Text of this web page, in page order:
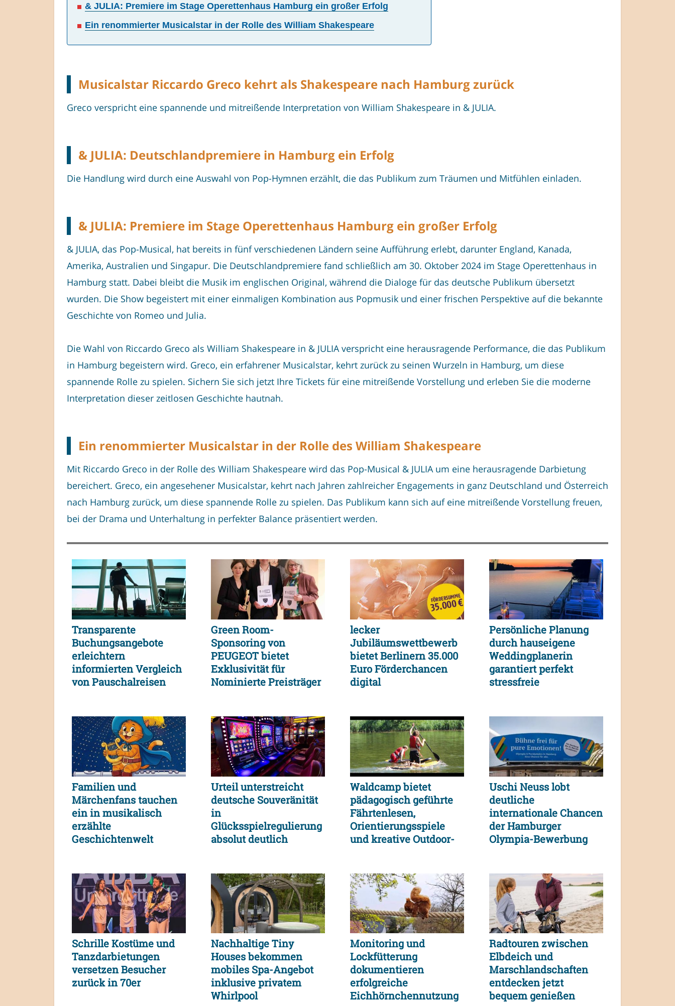
& JULIA: Premiere im Stage Operettenhaus Hamburg ein großer Erfolg
Ein renommierter Musicalstar in der Rolle des William Shakespeare
Musicalstar Riccardo Greco kehrt als Shakespeare nach Hamburg zurück
Greco verspricht eine spannende und mitreißende Interpretation von William Shakespeare in & JULIA.
& JULIA: Deutschlandpremiere in Hamburg ein Erfolg
Die Handlung wird durch eine Auswahl von Pop-Hymnen erzählt, die das Publikum zum Träumen und Mitfühlen einladen.
& JULIA: Premiere im Stage Operettenhaus Hamburg ein großer Erfolg
& JULIA, das Pop-Musical, hat bereits in fünf verschiedenen Ländern seine Aufführung erlebt, darunter England, Kanada,
Amerika, Australien und Singapur. Die Deutschlandpremiere fand schließlich am 30. Oktober 2024 im Stage Operettenhaus in
Hamburg statt. Dabei bleibt die Musik im englischen Original, während die Dialoge für das deutsche Publikum übersetzt
wurden. Die Show begeistert mit einer einmaligen Kombination aus Popmusik und einer frischen Perspektive auf die bekannte
Geschichte von Romeo und Julia.
Die Wahl von Riccardo Greco als William Shakespeare in & JULIA verspricht eine herausragende Performance, die das Publikum
in Hamburg begeistern wird. Greco, ein erfahrener Musicalstar, kehrt zurück zu seinen Wurzeln in Hamburg, um diese
spannende Rolle zu spielen. Sichern Sie sich jetzt Ihre Tickets für eine mitreißende Vorstellung und erleben Sie die moderne
Interpretation dieser zeitlosen Geschichte hautnah.
Ein renommierter Musicalstar in der Rolle des William Shakespeare
Mit Riccardo Greco in der Rolle des William Shakespeare wird das Pop-Musical & JULIA um eine herausragende Darbietung
bereichert. Greco, ein angesehener Musicalstar, kehrt nach Jahren zahlreicher Engagements in ganz Deutschland und Österreich
nach Hamburg zurück, um diese spannende Rolle zu spielen. Das Publikum kann sich auf eine mitreißende Vorstellung freuen,
bei der Drama und Unterhaltung in perfekter Balance präsentiert werden.
Transparente
Buchungsangebote
erleichtern
informierten Vergleich
von Pauschalreisen
Green Room-
Sponsoring von
PEUGEOT bietet
Exklusivität für
Nominierte Preisträger
lecker
Jubiläumswettbewerb
bietet Berlinern 35.000
Euro Förderchancen
digital
Persönliche Planung
durch hauseigene
Weddingplanerin
garantiert perfekt
stressfreie
Familien und
Märchenfans tauchen
ein in musikalisch
erzählte
Geschichtenwelt
Urteil unterstreicht
deutsche Souveränität
in
Glücksspielregulierung
absolut deutlich
Waldcamp bietet
pädagogisch geführte
Fährtenlesen,
Orientierungsspiele
und kreative Outdoor-
Uschi Neuss lobt
deutliche
internationale Chancen
der Hamburger
Olympia-Bewerbung
Schrille Kostüme und
Tanzdarbietungen
versetzen Besucher
zurück in 70er
Nachhaltige Tiny
Houses bekommen
mobiles Spa-Angebot
inklusive privatem
Whirlpool
Monitoring und
Lockfütterung
dokumentieren
erfolgreiche
Eichhörnchennutzung
Radtouren zwischen
Elbdeich und
Marschlandschaften
entdecken jetzt
bequem genießen